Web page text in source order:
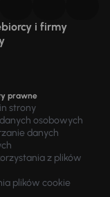
i firmy
prawne
strony
osobowych
danych
z plików
plików cookie